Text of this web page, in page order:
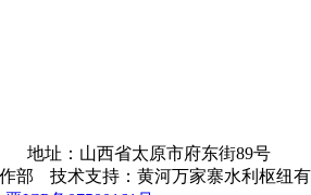
地址：山西省太原市府东街89号
部
技术支持：黄河万家寨水利枢纽